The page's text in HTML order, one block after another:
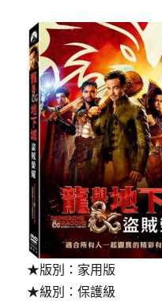
★版別：家用版
★級別：保護級